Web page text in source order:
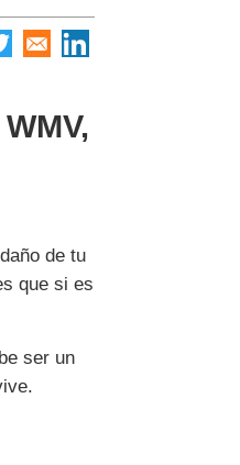
de tu
que si es
ser un